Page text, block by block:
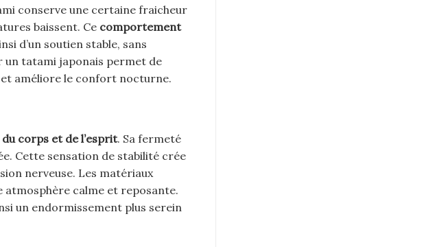
conserve une certaine fraicheur
baissent. Ce comportement
d’un soutien stable, sans
un tatami japonais permet de
et améliore le confort nocturne.
corps et de l’esprit. Sa fermeté
Cette sensation de stabilité crée
nerveuse. Les matériaux
atmosphère calme et reposante.
un endormissement plus serein